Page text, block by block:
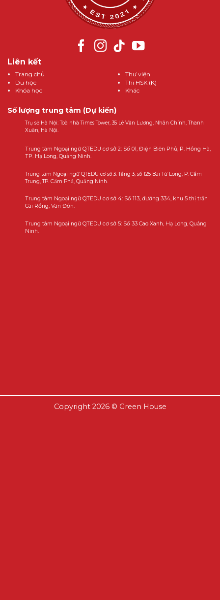
Liên kết
Trang chủ
Du học
Khóa học
Thư viện
Thi HSK (K)
Khác
Số lượng trung tâm (Dự kiến)
Trụ sở Hà Nội: Toà nhà Times Tower, 35 Lê Văn Lương, Nhân Chính, Thanh
Xuân, Hà Nội.
Trung tâm Ngoại ngữ QTEDU cơ sở 2: Số 01, Điện Biên Phủ, P. Hồng Hà,
TP. Hạ Long, Quảng Ninh.
Trung tâm Ngoại ngữ QTEDU cơ sở 3: Tầng 3, số 125 Bái Tử Long, P. Cẩm
Trung, TP. Cẩm Phả, Quảng Ninh.
Trung tâm Ngoại ngữ QTEDU cơ sở 4: Số 113, đường 334, khu 5 thị trấn
Cái Rồng, Vân Đồn.
Trung tâm Ngoại ngữ QTEDU cơ sở 5: Số 33 Cao Xanh, Hạ Long, Quảng
Ninh.
Copyright 2026 © Green House